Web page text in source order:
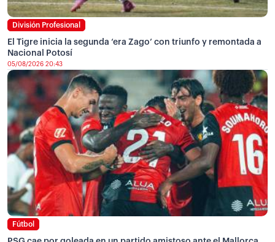
División Profesional
El Tigre inicia la segunda ‘era Zago’ con triunfo y remontada a
Nacional Potosí
05/08/2026 20:43
Fútbol